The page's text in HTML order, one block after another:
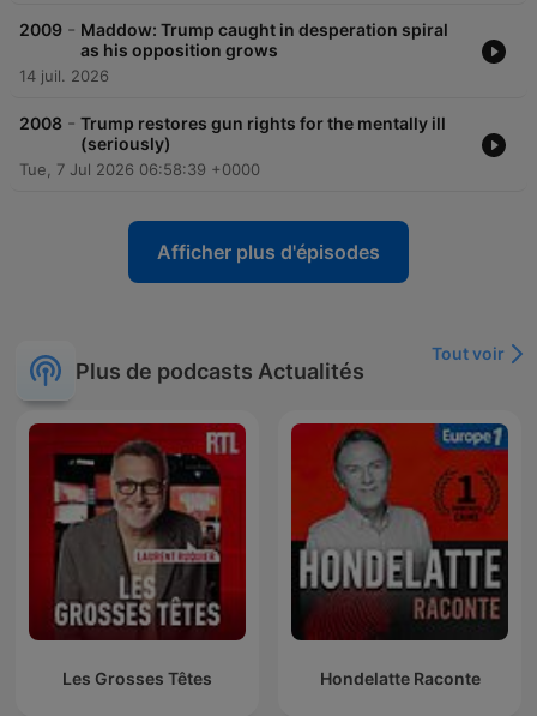
2009 - Maddow: Trump caught in desperation spiral
as his opposition grows
14 juil. 2026
2008 - Trump restores gun rights for the mentally ill
(seriously)
Tue, 7 Jul 2026 06:58:39 +0000
Afficher plus d'épisodes
Plus de podcasts Actualités
Tout voir
Les Grosses Têtes Hondelatte Raconte